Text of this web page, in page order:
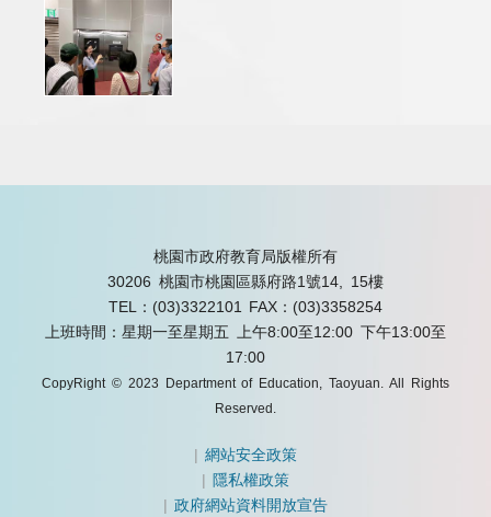
桃園市政府教育局版權所有
30206 桃園市桃園區縣府路1號14, 15樓
TEL：(03)3322101
FAX：(03)3358254
上班時間：星期一至星期五 上午8:00至12:00 下午13:00至
17:00
CopyRight © 2023 Department of Education, Taoyuan. All Rights
Reserved.
|網站安全政策
| 隱私權政策
|政府網站資料開放宣告